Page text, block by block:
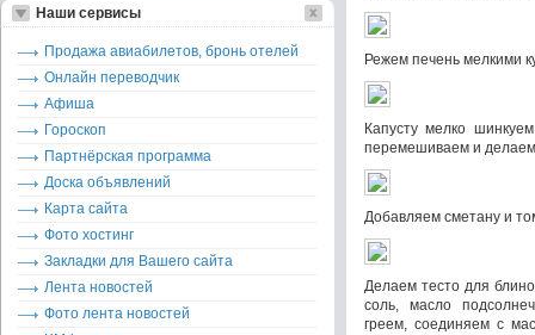
Режем печень мелкими
Капусту мелко
перемешиваем и делаем
Добавляем сметану и
Делаем тесто для
соль, масло
греем, соединяем с
Наши сервисы
Продажа авиабилетов, бронь отелей
Онлайн переводчик
Афиша
Гороскоп
Партнёрская программа
Доска объявлений
Карта сайта
Фото хостинг
Закладки для Вашего сайта
Лента новостей
Фото лента новостей